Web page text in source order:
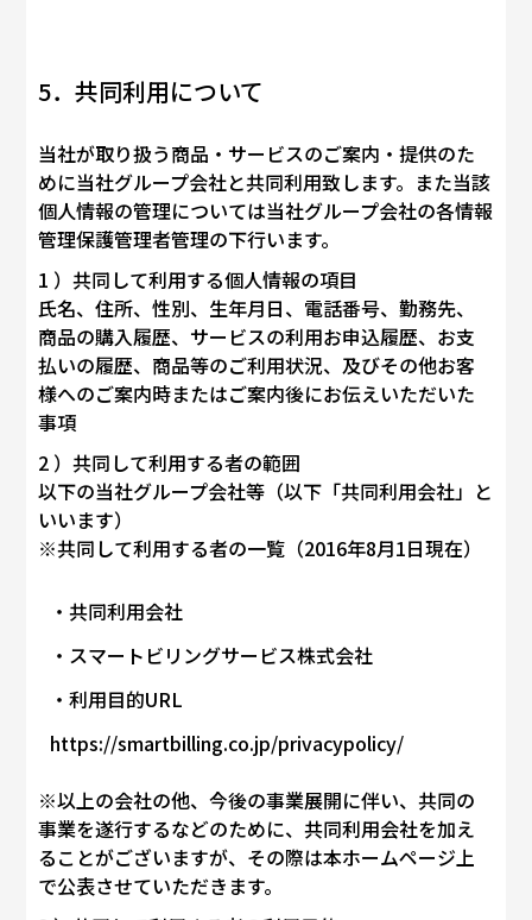
5．共同利用について
当社が取り扱う商品・サービスのご案内・提供のた
めに当社グループ会社と共同利用致します。また当該
個人情報の管理については当社グループ会社の各情報
管理保護管理者管理の下行います。
1 ）共同して利用する個人情報の項目
氏名、住所、性別、生年月日、電話番号、勤務先、
商品の購入履歴、サービスの利用お申込履歴、お支
払いの履歴、商品等のご利用状況、及びその他お客
様へのご案内時またはご案内後にお伝えいただいた
事項
2 ）共同して利用する者の範囲
以下の当社グループ会社等（以下「共同利用会社」と
いいます）
※共同して利用する者の一覧（2016年8月1日現在）
共同利用会社
スマートビリングサービス株式会社
利用目的URL
https://smartbilling.co.jp/privacypolicy/
※以上の会社の他、今後の事業展開に伴い、共同の
事業を遂行するなどのために、共同利用会社を加え
ることがございますが、その際は本ホームページ上
で公表させていただきます。